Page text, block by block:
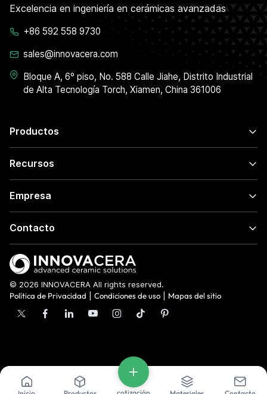
Productos
Recursos
Empresa
Contacto
Excelencia en ingeniería en cerámicas avanzadas
+86 592 558 9730
sales@innovacera.com
Bloque A, 6º piso, No. 588 Calle Jiahe, Distrito Industrial
de Alta Tecnología Torch, Xiamen, China 361006
© 2026 INNOVACERA All rights reserved.
Política de Privacidad
Condiciones de uso Mapas del sitio